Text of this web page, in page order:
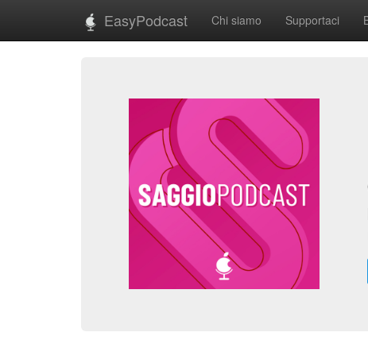
EasyPodcast Chi siamo Supportaci